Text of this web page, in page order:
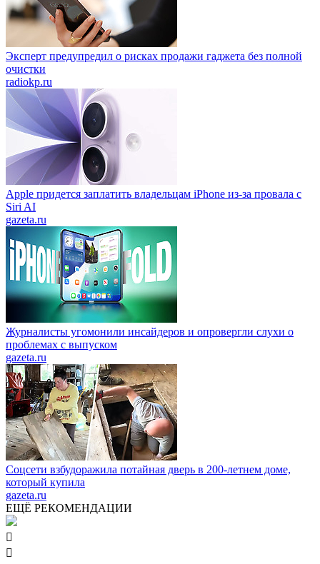
Эксперт предупредил о рисках продажи гаджета без полной
очистки
radiokp.ru
Apple придется заплатить владельцам iPhone из-за провала с
Siri AI
gazeta.ru
Журналисты угомонили инсайдеров и опровергли слухи о
проблемах с выпуском
gazeta.ru
Соцсети взбудоражила потайная дверь в 200-летнем доме,
который купила
gazeta.ru
ЕЩЁ РЕКОМЕНДАЦИИ

